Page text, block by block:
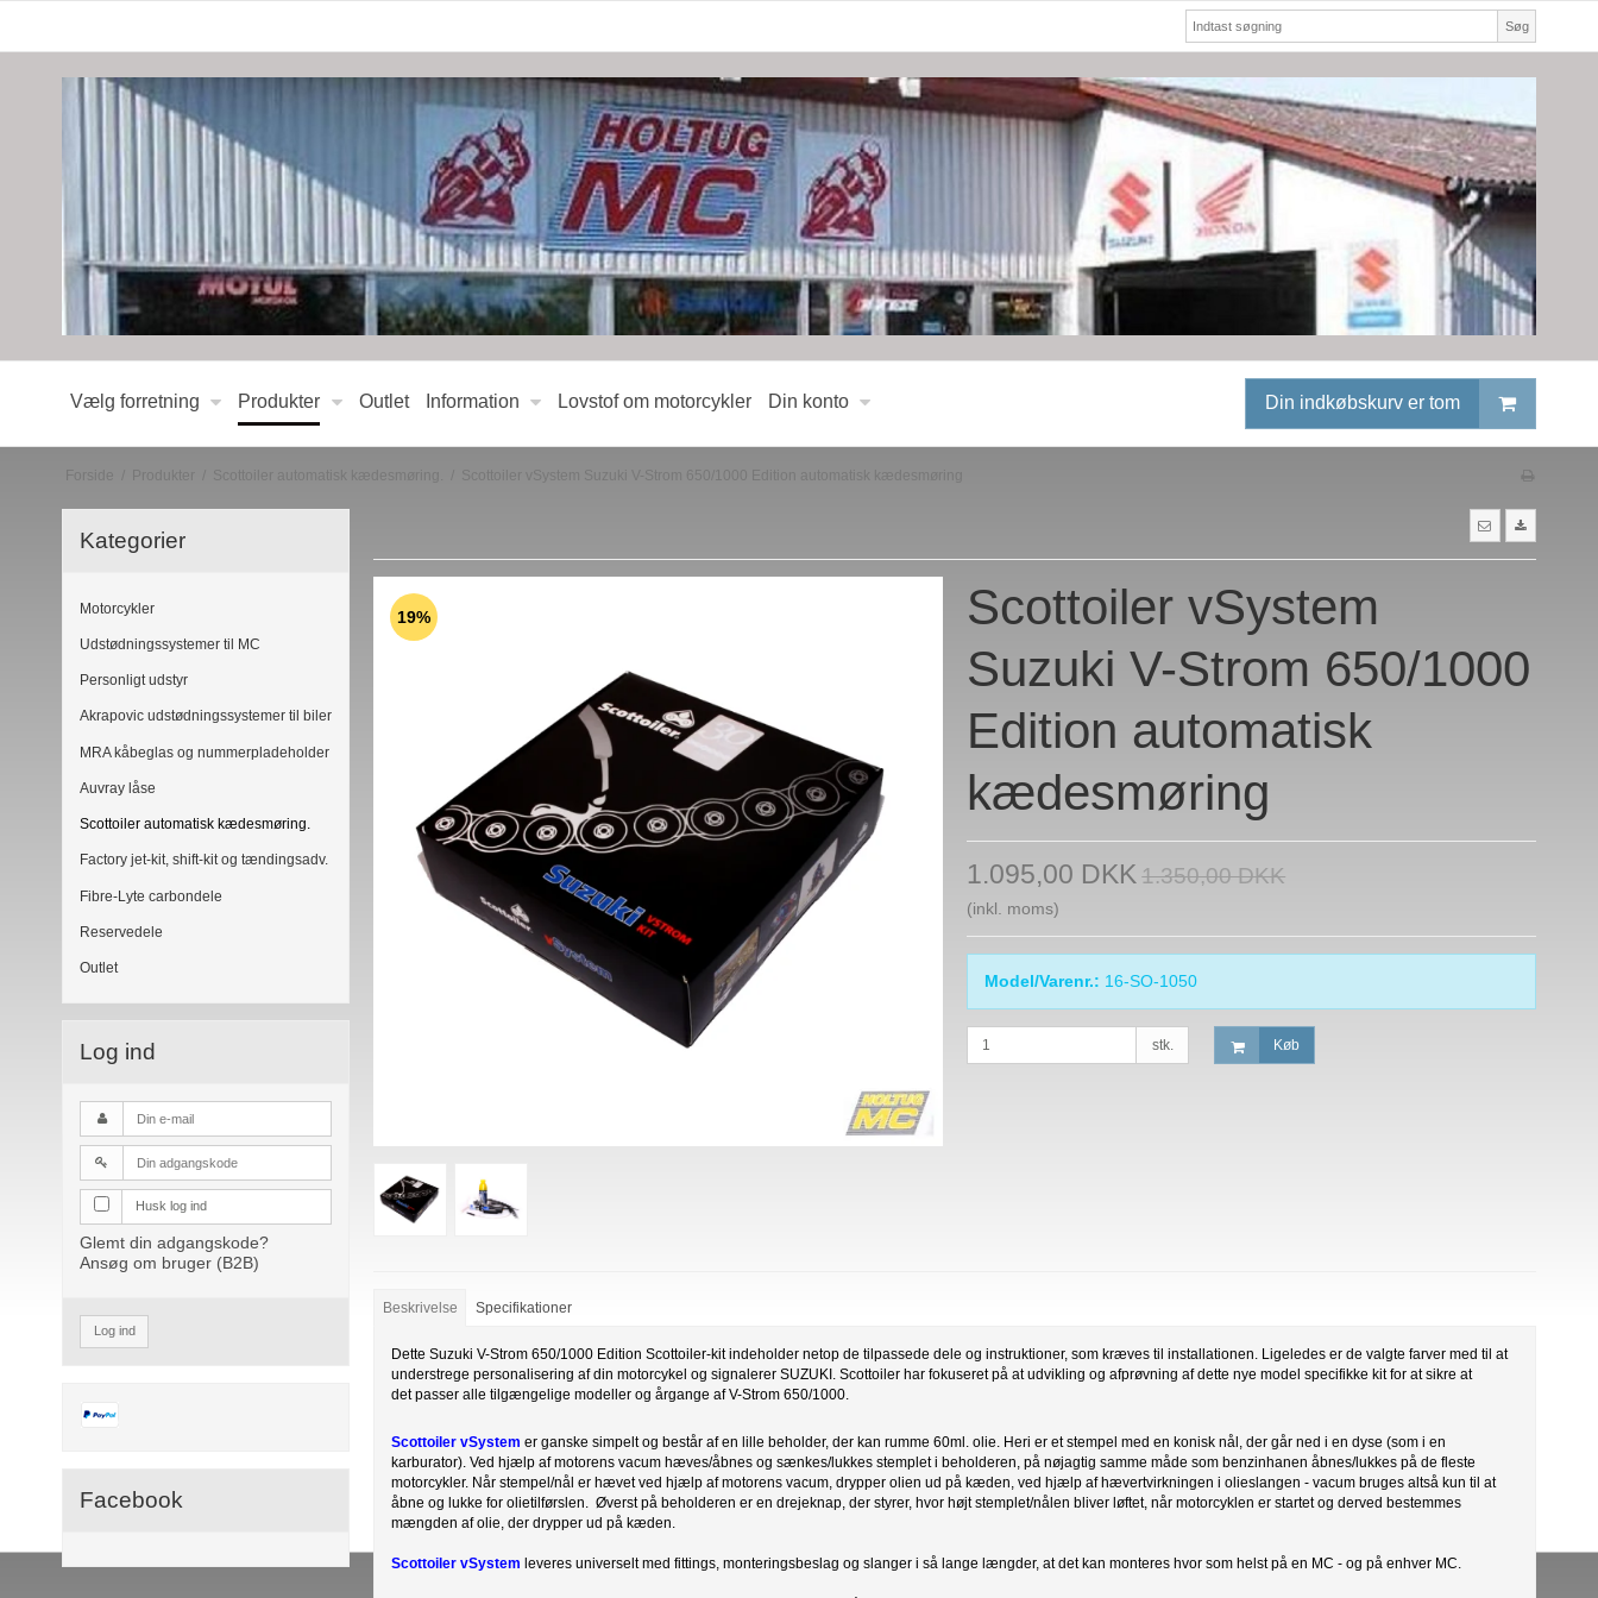
Søg
Vælg forretning Produkter Outlet Information Lovstof om motorcykler Din konto Din indkøbskurv er tom
Forside Produkter Scottoiler automatisk kædesmøring. Scottoiler vSystem Suzuki V-Strom 650/1000 Edition automatisk kædesmøring
Kategorier
Motorcykler
Udstødningssystemer til MC
Personligt udstyr
Akrapovic udstødningssystemer til biler
MRA kåbeglas og nummerpladeholder
Auvray låse
Scottoiler automatisk kædesmøring.
Factory jet-kit, shift-kit og tændingsadv.
Fibre-Lyte carbondele
Reservedele
Outlet
Log ind
Husk log ind
Glemt din adgangskode?
Ansøg om bruger (B2B)
Log ind
Facebook
19%
Scottoiler vSystem
Suzuki V-Strom 650/1000
Edition automatisk
kædesmøring
1.095,00 DKK 1.350,00 DKK
(inkl. moms)
Model/Varenr.: 16-SO-1050
stk. Køb
Beskrivelse Specifikationer
Dette Suzuki V-Strom 650/1000 Edition Scottoiler-kit indeholder netop de tilpassede dele og instruktioner, som kræves til installationen. Ligeledes er de valgte farver med til at
understrege personalisering af din motorcykel og signalerer SUZUKI. Scottoiler har fokuseret på at udvikling og afprøvning af dette nye model specifikke kit for at sikre at
det passer alle tilgængelige modeller og årgange af V-Strom 650/1000.
ScottoilervSystem er ganske simpelt og består af en lille beholder, der kan rumme 60ml. olie. Heri er et stempel med en konisk nål, der går ned i en dyse (som i en
karburator). Ved hjælp af motorens vacum hæves/åbnes og sænkes/lukkes stemplet i beholderen, på nøjagtig samme måde som benzinhanen åbnes/lukkes på de fleste
motorcykler. Når stempel/nål er hævet ved hjælp af motorens vacum, drypper olien ud på kæden, ved hjælp af hævertvirkningen i olieslangen - vacum bruges altså kun til at
åbne og lukke for olietilførslen. Øverst på beholderen er en drejeknap, der styrer, hvor højt stemplet/nålen bliver løftet, når motorcyklen er startet og derved bestemmes
mængden af olie, der drypper ud på kæden.
ScottoilervSystem leveres universelt med fittings, monteringsbeslag og slanger i så lange længder, at det kan monteres hvor som helst på en MC - og på enhver MC.